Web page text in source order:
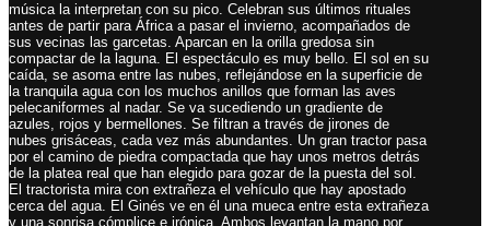
música la interpretan con su pico. Celebran sus últimos rituales
antes de partir para África a pasar el invierno, acompañados de
sus vecinas las garcetas. Aparcan en la orilla gredosa sin
compactar de la laguna. El espectáculo es muy bello. El sol en su
caída, se asoma entre las nubes, reflejándose en la superficie de
la tranquila agua con los muchos anillos que forman las aves
pelecaniformes al nadar. Se va sucediendo un gradiente de
azules, rojos y bermellones. Se filtran a través de jirones de
nubes grisáceas, cada vez más abundantes. Un gran tractor pasa
por el camino de piedra compactada que hay unos metros detrás
de la platea real que han elegido para gozar de la puesta del sol.
El tractorista mira con extrañeza el vehículo que hay apostado
cerca del agua. El Ginés ve en él una mueca entre esta extrañeza
y una sonrisa cómplice e irónica. Ambos levantan la mano por